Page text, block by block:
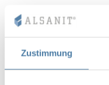
Zustimmung